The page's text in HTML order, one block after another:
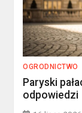
OGRODNICTWO
Paryski
odpowiedzi